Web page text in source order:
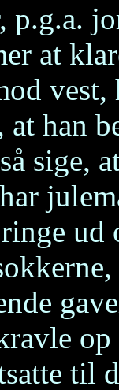
p.g.a.
at
han
sige,
ud
op
til